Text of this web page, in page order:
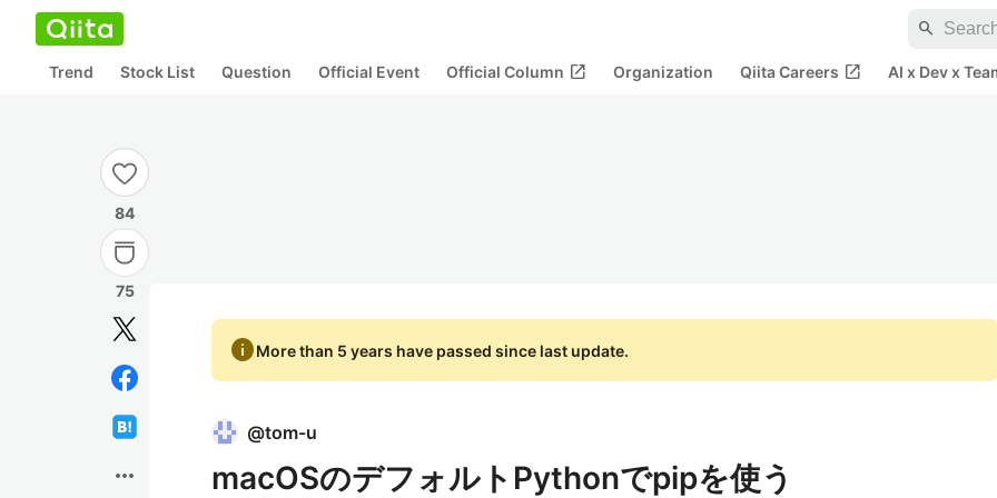
search
Trend Stock List Question Official Event Official Column open_in_new Organization Qiita Careers open_in_new AI x Dev x
84
75
more_horiz
infoMore than 5 years have passed since last update.
@tom-u
macOSのデフォルトPythonでpipを使う